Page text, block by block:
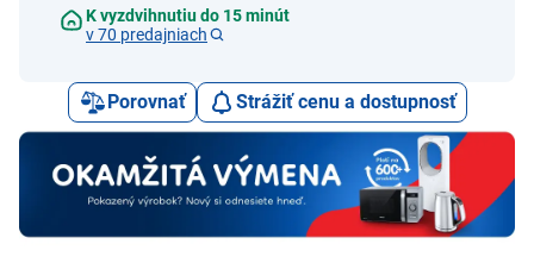
K vyzdvihnutiu do 15 minút
v 70 predajniach
Porovnať Strážiť cenu a dostupnosť